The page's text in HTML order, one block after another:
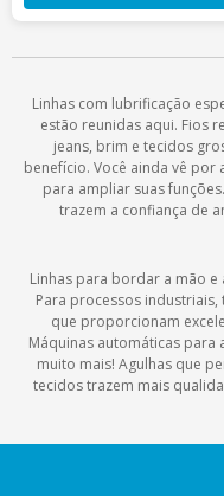
Linhas com lubrificação
estão reunidas aqui. Fios
jeans, brim e tecidos
benefício. Você ainda vê
para ampliar suas
trazem a confiança de
Linhas para bordar a mão
Para processos
que proporcionam
Máquinas automáticas para
muito mais! Agulhas que
tecidos trazem mais